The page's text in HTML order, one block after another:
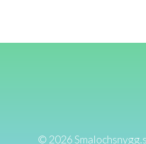
© 2026